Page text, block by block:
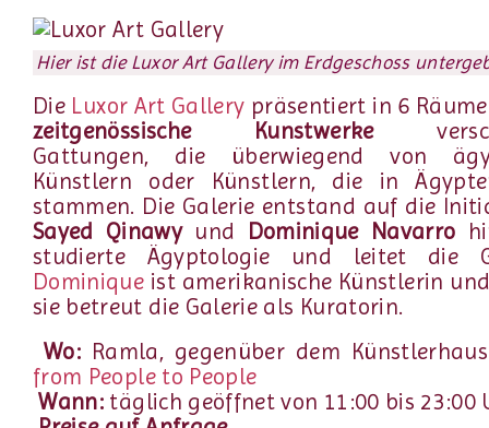
Hier ist die Luxor Art Gallery im Erdgeschoss
Die Luxor Art Gallery präsentiert in 6
zeitgenössische Kunstwerke
Gattungen, die überwiegend von
Künstlern oder Künstlern, die in
stammen. Die Galerie entstand auf die
Sayed Qinawyund Dominique Navarro
studierte Ägyptologie und leitet die
Dominique ist amerikanische Künstlerin
sie betreut die Galerie als Kuratorin.
Wo:Ramla, gegenüber dem
from People to People
Wann: täglich geöffnet von 11:00 bis 23:00